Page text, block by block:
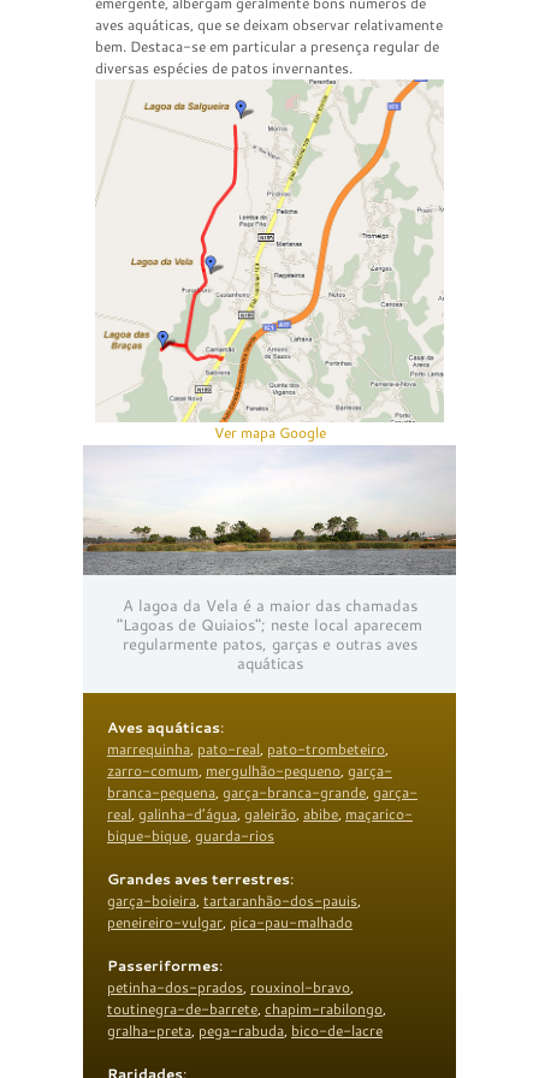
aves aquáticas, que se deixam observar relativamente
bem. Destaca-se em particular a presença regular de
diversas espécies de patos invernantes.
Ver mapa Google
A lagoa da Vela é a maior das chamadas
"Lagoas de Quiaios"; neste local aparecem
regularmente patos, garças e outras aves
aquáticas
Aves aquáticas:
marrequinha, pato-real, pato-trombeteiro,
zarro-comum, mergulhão-pequeno, garça-
branca-pequena, garça-branca-grande, garça-
real, galinha-d’água, galeirão, abibe, maçarico-
bique-bique, guarda-rios
Grandes aves terrestres:
garça-boieira, tartaranhão-dos-pauis,
peneireiro-vulgar, pica-pau-malhado
Passeriformes:
petinha-dos-prados, rouxinol-bravo,
toutinegra-de-barrete, chapim-rabilongo,
gralha-preta, pega-rabuda, bico-de-lacre